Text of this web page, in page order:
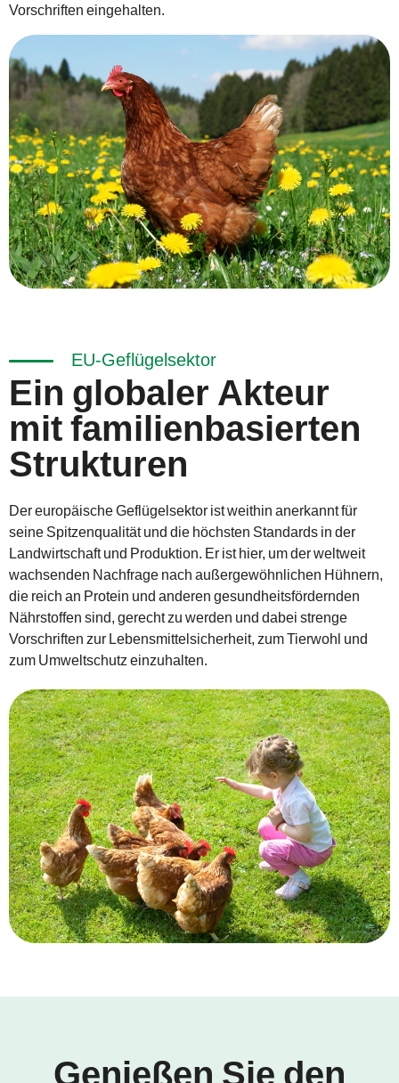
Vorschriften eingehalten.
EU-Geflügelsektor
Ein globaler Akteur
mit familienbasierten
Strukturen
Der europäische Geflügelsektor ist weithin anerkannt für
seine Spitzenqualität und die höchsten Standards in der
Landwirtschaft und Produktion. Er ist hier, um der weltweit
wachsenden Nachfrage nach außergewöhnlichen Hühnern,
die reich an Protein und anderen gesundheitsfördernden
Nährstoffen sind, gerecht zu werden und dabei strenge
Vorschriften zur Lebensmittelsicherheit, zum Tierwohl und
zum Umweltschutz einzuhalten.
Genießen Sie den